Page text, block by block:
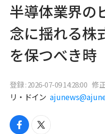
半導体業界の
念に揺れる
を保つべき時
登録 : 2026-07-09 14:28:00 修
リ・ドイン
f
t